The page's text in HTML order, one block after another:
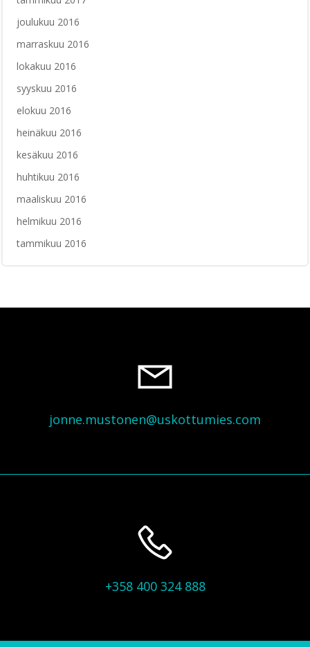
joulukuu 2016
marraskuu 2016
lokakuu 2016
syyskuu 2016
elokuu 2016
heinäkuu 2016
kesäkuu 2016
huhtikuu 2016
maaliskuu 2016
helmikuu 2016
tammikuu 2016
jonne.mustonen@uskottumies.com
+358 400 324 888